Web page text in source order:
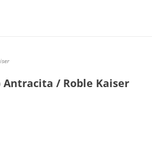
Antracita / Roble Kaiser